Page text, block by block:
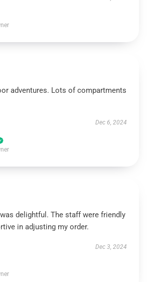
adventures. Lots of compartments
Dec 6, 2024
delightful. The staff were friendly
in adjusting my order.
Dec 3, 2024